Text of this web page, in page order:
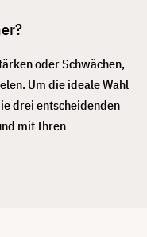
oder Schwächen,
Um die ideale Wahl
drei entscheidenden
mit Ihren